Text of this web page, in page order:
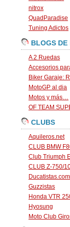
nitrox
QuadParadise
Tuning Adictos
BLOGS DE
A 2 Ruedas
Accesorios
Biker Garaje:
MotoGP al dia
Motos y más…
OF TEAM
CLUBS
Aquileros.net
CLUB BMW
Club Triumph
CLUB Z-750/
Ducatistas.com
Guzzistas
Honda VTR
Hyosung
Moto Club